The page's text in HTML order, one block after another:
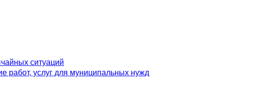
ситуаций
работ, услуг для муниципальных нужд